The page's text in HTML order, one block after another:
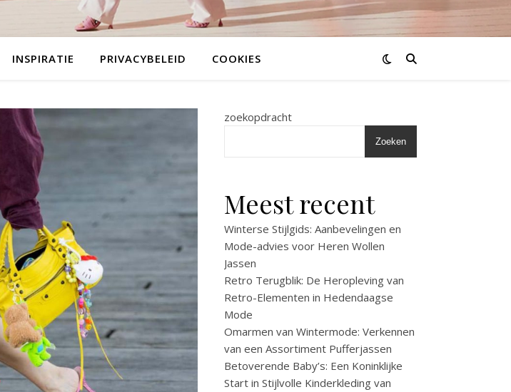
INSPIRATIE PRIVACYBELEID COOKIES
zoekopdracht
Zoeken
Meest recent
Winterse Stijlgids: Aanbevelingen en
Mode-advies voor Heren Wollen
Jassen
Retro Terugblik: De Heropleving van
Retro-Elementen in Hedendaagse
Mode
Omarmen van Wintermode: Verkennen
van een Assortiment Pufferjassen
Betoverende Baby’s: Een Koninklijke
Start in Stijlvolle Kinderkleding van